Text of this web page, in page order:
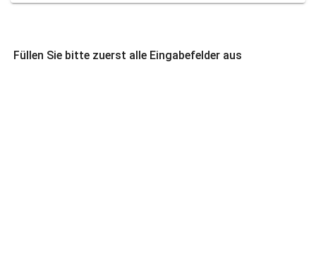
Füllen Sie bitte zuerst alle Eingabefelder aus